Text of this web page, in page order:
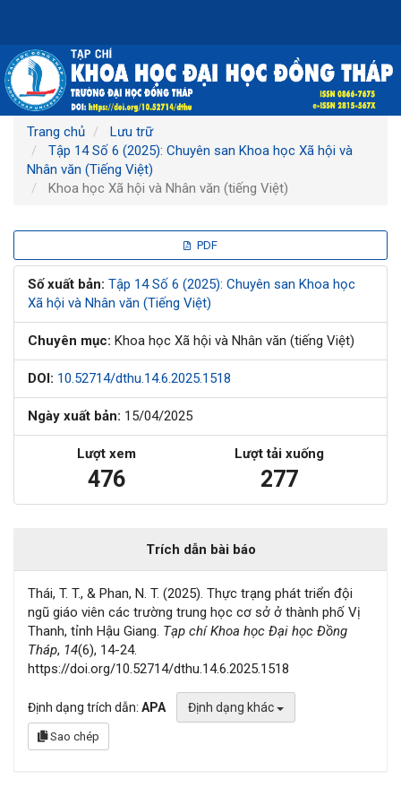
chính
Nội
dung
chính
Thanh
bên
Trang chủ
Lưu trữ
Tập 14 Số 6 (2025): Chuyên san Khoa học Xã hội và
Nhân văn (Tiếng Việt)
Khoa học Xã hội và Nhân văn (tiếng Việt)
bên
bài
viết
PDF
Số xuất bản: Tập 14 Số 6 (2025): Chuyên san Khoa học
Xã hội và Nhân văn (Tiếng Việt)
Chuyên mục: Khoa học Xã hội và Nhân văn (tiếng Việt)
DOI: 10.52714/dthu.14.6.2025.1518
Ngày xuất bản: 15/04/2025
Lượt xem
476
Lượt tải xuống
277
Trích dẫn bài báo
Thái, T. T., & Phan, N. T. (2025). Thực trạng phát triển đội
ngũ giáo viên các trường trung học cơ sở ở thành phố Vị
Thanh, tỉnh Hậu Giang. Tạp chí Khoa học Đại học Đồng
Tháp, 14(6), 14-24.
https://doi.org/10.52714/dthu.14.6.2025.1518
Định dạng trích dẫn: APA Định dạng khác
Sao chép